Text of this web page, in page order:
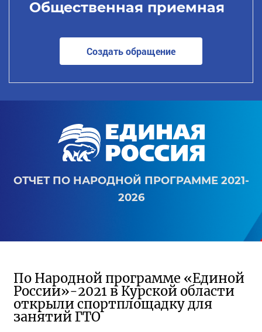
Общественная приемная
Создать обращение
ОТЧЕТ ПО НАРОДНОЙ ПРОГРАММЕ 2021-
2026
По Народной программе «Единой
России»-2021 в Курской области
открыли спортплощадку для
занятий ГТО